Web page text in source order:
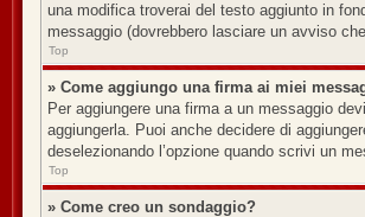
una modifica troverai del testo aggiunto in
messaggio (dovrebbero lasciare un avviso
Top
» Come aggiungo una firma ai miei
Per aggiungere una firma a un messaggio
aggiungerla. Puoi anche decidere di
deselezionando l’opzione quando scrivi un
Top
» Come creo un sondaggio?